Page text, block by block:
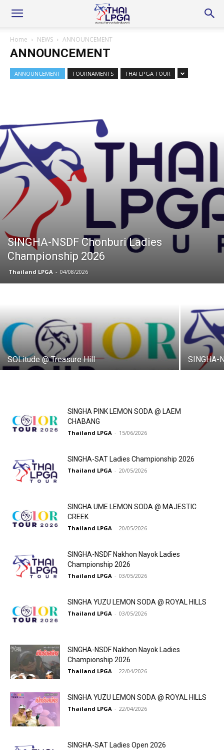
Home NEWS ANNOUNCEMENT
ANNOUNCEMENT
ANNOUNCEMENT TOURNAMENTS THAI LPGA TOUR
SINGHA-NSDF Chonburi Ladies
Championship 2026
Thailand LPGA - 04/08/2026
SOLitude @ Treasure Hill SINGHA-
SINGHA PINK LEMON SODA @ LAEM
CHABANG
Thailand LPGA - 15/06/2026
SINGHA-SAT Ladies Championship 2026
Thailand LPGA - 20/05/2026
SINGHA UME LEMON SODA @ MAJESTIC
CREEK
Thailand LPGA - 20/05/2026
SINGHA-NSDF Nakhon Nayok Ladies
Championship 2026
Thailand LPGA - 03/05/2026
SINGHA YUZU LEMON SODA @ ROYAL HILLS
Thailand LPGA - 03/05/2026
SINGHA-NSDF Nakhon Nayok Ladies
Championship 2026
Thailand LPGA - 22/04/2026
SINGHA YUZU LEMON SODA @ ROYAL HILLS
Thailand LPGA - 22/04/2026
SINGHA-SAT Ladies Open 2026